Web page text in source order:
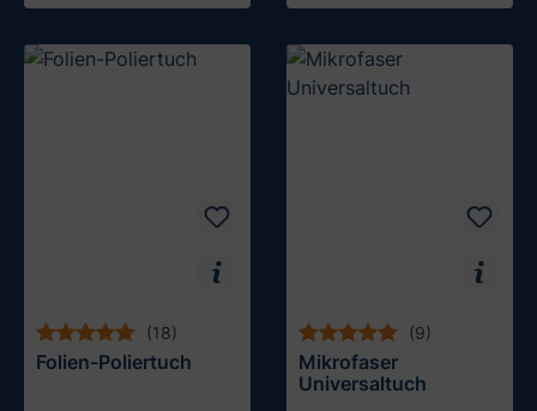
(18)
Folien-Poliertuch
(9)
Mikrofaser
Universaltuch